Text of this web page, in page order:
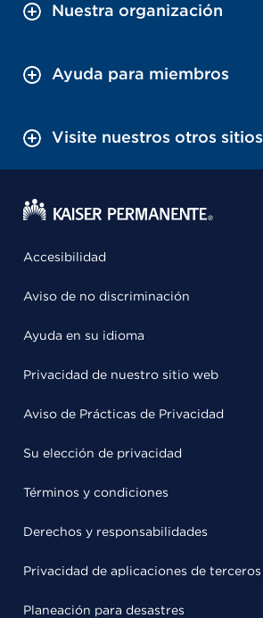
Nuestra organización
Ayuda para miembros
Visite nuestros otros sitios
Accesibilidad
Aviso de no discriminación
Ayuda en su idioma
Privacidad de nuestro sitio web
Aviso de Prácticas de Privacidad
Su elección de privacidad
Términos y condiciones
Derechos y responsabilidades
Privacidad de aplicaciones de terceros
Planeación para desastres